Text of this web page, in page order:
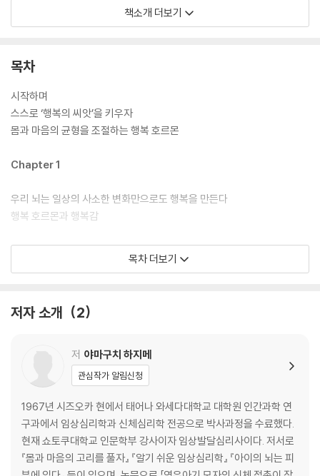
에 주목했다. 그는 이 책 『행복 호르몬』을 통해 4가지 행복 호르몬의 기능
과 역할을 소개하며 일상 속 작은 변화로 누구나 쉽게, 스스로 행복 호르몬
천, 대인 관계 기술 향상 등 그 방법도 다양하다.
4가지 행복 호르몬은 각기 다른 역할을 맡아서 우리의 몸과 마음의 균형을
조절하고 있으니, 삶이 무기력할 땐 도파민을, 불만이 많고 스트레스로 힘
들다면 옥시토신을, 이유도 없이 불안하고 초조하다면 세로토닌을, 몸과
요한 행복 호르몬이 있는가? 그렇다면 이 책에 소개한 최적의 행복 호르몬
에 있다.
책소개 더보기
목차
시작하며
스스로 ‘행복의 씨앗’을 키우자
몸과 마음의 균형을 조절하는 행복 호르몬
Chapter 1
우리 뇌는 일상의 사소한 변화만으로도 행복을 만든다
행복 호르몬과 행복감
어떻게 하면 행복해질 수 있을까?
행복 호르몬이자 성공 호르몬 DOSE
나이에 따라 행복감도 변한다
의욕과 열정, 기대감으로 가슴 두근거리는
설렘을 가져다줄 행복 호르몬 D도파민
도파민은 ‘쾌락물질’이 아니다
도파민이 선물하는 두근거리는 행복감
‘보상예측오차’의 메커니즘
목차 더보기
저자 소개 2
저 야마구치 하지메
관심작가 알림신청
1967년 시즈오카 현에서 태어나 와세다대학교 대학원 인간과학 연
구과에서 임상심리학과 신체심리학 전공으로 박사과정을 수료했다.
현재 쇼토쿠대학교 인문학부 강사이자 임상발달심리사이다. 저서로
『몸과 마음의 고리를 풀자』 『알기 쉬운 임상심리학』 『아이의 뇌는 피